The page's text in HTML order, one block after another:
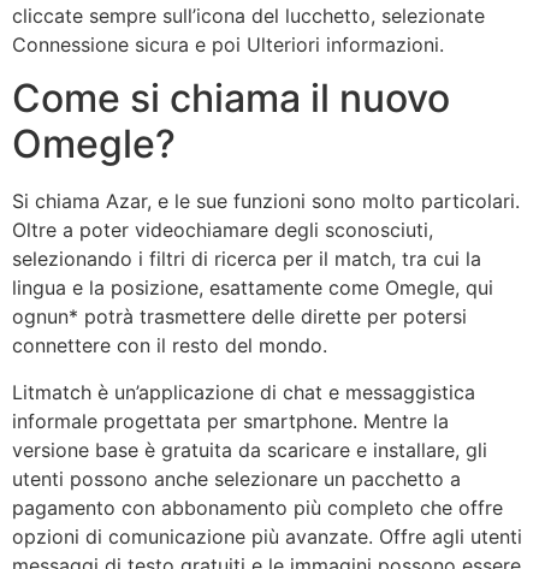
cliccate sempre sull’icona del lucchetto, selezionate
Connessione sicura e poi Ulteriori informazioni.
Come si chiama il nuovo
Omegle?
Si chiama Azar, e le sue funzioni sono molto particolari.
Oltre a poter videochiamare degli sconosciuti,
selezionando i filtri di ricerca per il match, tra cui la
lingua e la posizione, esattamente come Omegle, qui
ognun* potrà trasmettere delle dirette per potersi
connettere con il resto del mondo.
Litmatch è un’applicazione di chat e messaggistica
informale progettata per smartphone. Mentre la
versione base è gratuita da scaricare e installare, gli
utenti possono anche selezionare un pacchetto a
pagamento con abbonamento più completo che offre
opzioni di comunicazione più avanzate. Offre agli utenti